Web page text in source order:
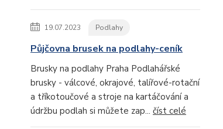
19.07.2023 Podlahy
Půjčovna brusek na podlahy-ceník
Brusky na podlahy Praha Podlahářské
brusky - válcové, okrajové, talířové-rotační
a tříkotoučové a stroje na kartáčování a
údržbu podlah si můžete zap... číst celé